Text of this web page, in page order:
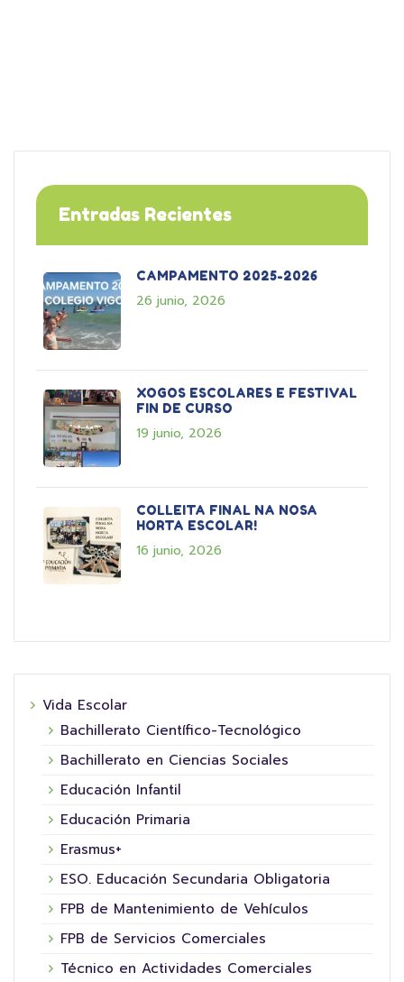
Entradas Recientes
CAMPAMENTO 2025-2026
26 junio, 2026
XOGOS ESCOLARES E FESTIVAL
FIN DE CURSO
19 junio, 2026
COLLEITA FINAL NA NOSA
HORTA ESCOLAR!
16 junio, 2026
Vida Escolar
Bachillerato Científico-Tecnológico
Bachillerato en Ciencias Sociales
Educación Infantil
Educación Primaria
Erasmus+
ESO. Educación Secundaria Obligatoria
FPB de Mantenimiento de Vehículos
FPB de Servicios Comerciales
Técnico en Actividades Comerciales